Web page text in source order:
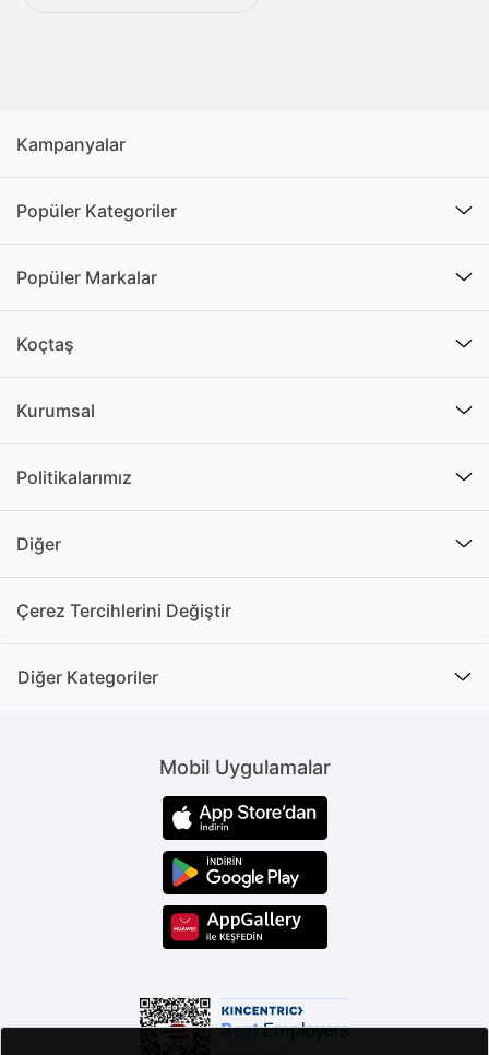
Kampanyalar
Popüler Kategoriler
Popüler Markalar
Koçtaş
Kurumsal
Politikalarımız
Diğer
Çerez Tercihlerini Değiştir
Diğer Kategoriler
Mobil Uygulamalar